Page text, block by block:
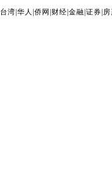
台湾 华人 侨网 财经 金融 证券